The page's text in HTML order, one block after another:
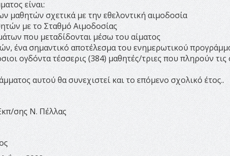
είναι:
μαθητών σχετικά με την εθελοντική αιμοδοσία
με το Σταθμό Αιμοδοσίας
που μεταδίδονται μέσω του αίματος
ένα σημαντικό αποτέλεσμα του ενημερωτικού
ογδόντα τέσσερις (384) μαθητές/τριες που πληρούν τις
αυτού θα συνεχιστεί και το επόμενο σχολικό έτος..
σης Ν. Πέλλας